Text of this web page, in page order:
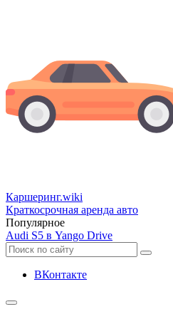
Каршеринг.wiki
Краткосрочная аренда авто
Популярное
Audi S5 в Yango Drive
ВКонтакте